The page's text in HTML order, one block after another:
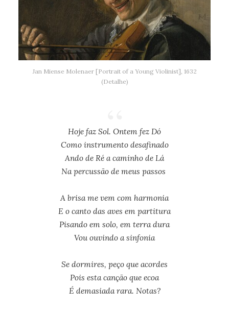
Jan Miense Molenaer [Portrait of a Young Violinist], 1632
(Detalhe)
Hoje faz Sol. Ontem fez Dó
Como instrumento desafinado
Ando de Ré a caminho de Lá
Na percussão de meus passos
A brisa me vem com harmonia
E o canto das aves em partitura
Pisando em solo, em terra dura
Vou ouvindo a sinfonia
Se dormires, peço que acordes
Pois esta canção que ecoa
É demasiada rara. Notas?